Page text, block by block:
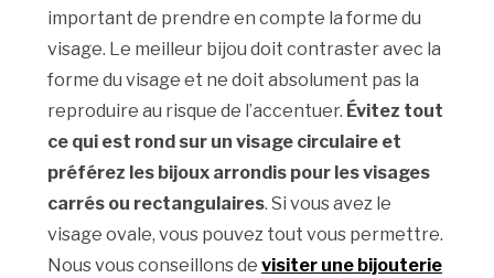
important de prendre en compte la forme du
visage. Le meilleur bijou doit contraster avec la
forme du visage et ne doit absolument pas la
reproduire au risque de l’accentuer. Évitez tout
ce qui est rond sur un visage circulaire et
préférez les bijoux arrondis pour les visages
carrés ou rectangulaires. Si vous avez le
visage ovale, vous pouvez tout vous permettre.
Nous vous conseillons devisiter une bijouterie